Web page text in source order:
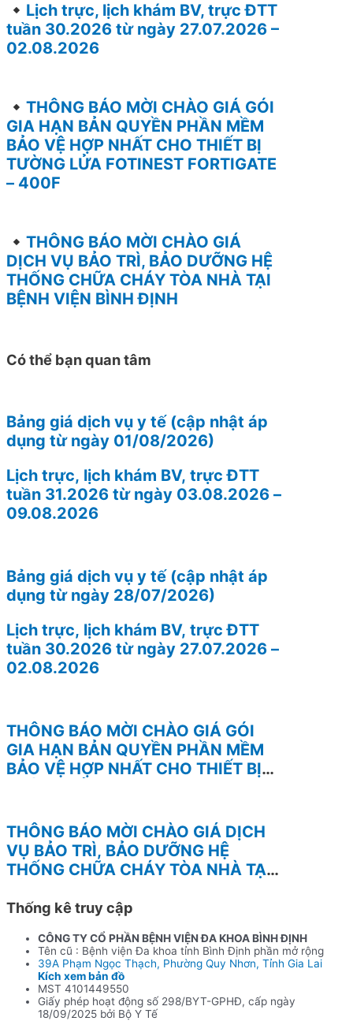
Lịch trực, lịch khám BV, trực ĐTT
tuần 30.2026 từ ngày 27.07.2026 –
02.08.2026
THÔNG BÁO MỜI CHÀO GIÁ GÓI
GIA HẠN BẢN QUYỀN PHẦN MỀM
BẢO VỆ HỢP NHẤT CHO THIẾT BỊ
TƯỜNG LỬA FOTINEST FORTIGATE
– 400F
THÔNG BÁO MỜI CHÀO GIÁ
DỊCH VỤ BẢO TRÌ, BẢO DƯỠNG HỆ
THỐNG CHỮA CHÁY TÒA NHÀ TẠI
BỆNH VIỆN BÌNH ĐỊNH
Có thể bạn quan tâm
Bảng giá dịch vụ y tế (cập nhật áp
dụng từ ngày 01/08/2026)
Lịch trực, lịch khám BV, trực ĐTT
tuần 31.2026 từ ngày 03.08.2026 –
09.08.2026
Bảng giá dịch vụ y tế (cập nhật áp
dụng từ ngày 28/07/2026)
Lịch trực, lịch khám BV, trực ĐTT
tuần 30.2026 từ ngày 27.07.2026 –
02.08.2026
THÔNG BÁO MỜI CHÀO GIÁ GÓI
GIA HẠN BẢN QUYỀN PHẦN MỀM
BẢO VỆ HỢP NHẤT CHO THIẾT BỊ
THÔNG BÁO MỜI CHÀO GIÁ DỊCH
VỤ BẢO TRÌ, BẢO DƯỠNG HỆ
THỐNG CHỮA CHÁY TÒA NHÀ TẠI
Thống kê truy cập
CÔNG TY CỔ PHẦN BỆNH VIỆN ĐA KHOA BÌNH ĐỊNH
Tên cũ : Bệnh viện Đa khoa tỉnh Bình Định phần mở rộng
39A Phạm Ngọc Thạch, Phường Quy Nhơn, Tỉnh Gia Lai
Kích xem bản đồ
MST 4101449550
Giấy phép hoạt động số 298/BYT-GPHĐ, cấp ngày
18/09/2025 bởi Bộ Y Tế